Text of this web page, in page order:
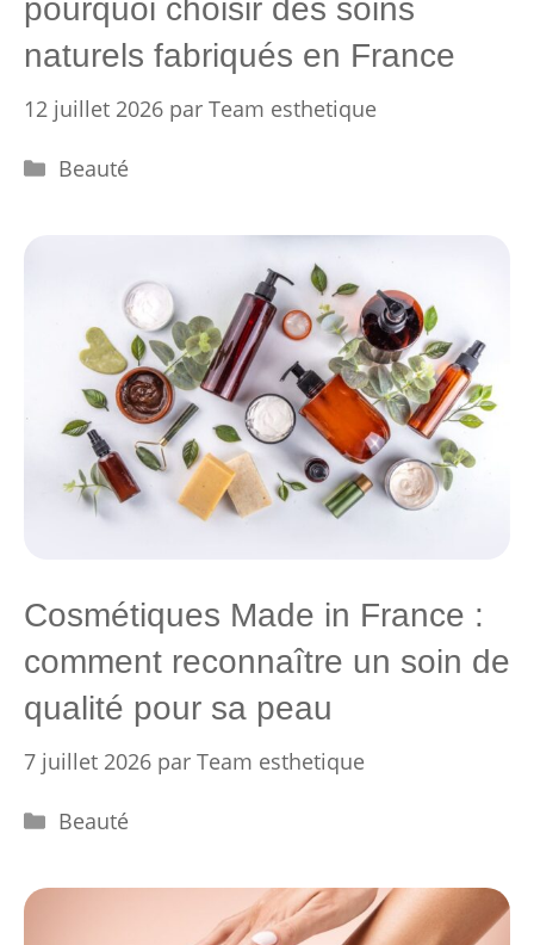
pourquoi choisir des soins
naturels fabriqués en France
12 juillet 2026 par Team esthetique
Catégories
Beauté
Cosmétiques Made in France :
comment reconnaître un soin de
qualité pour sa peau
7 juillet 2026 par Team esthetique
Catégories
Beauté